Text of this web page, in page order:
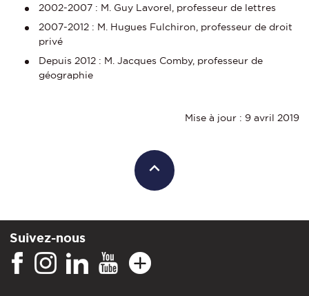
2002-2007 : M. Guy Lavorel, professeur de lettres
2007-2012 : M. Hugues Fulchiron, professeur de droit
privé
Depuis 2012 : M. Jacques Comby, professeur de
géographie
Mise à jour : 9 avril 2019
Suivez-nous